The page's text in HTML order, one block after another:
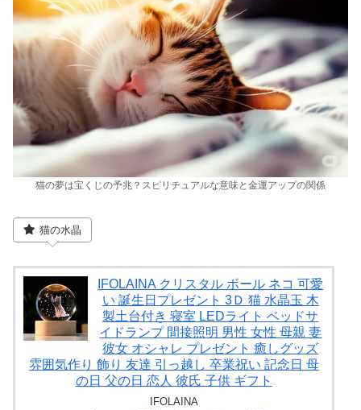
猫の夢は宝くじの予兆？スピリチュアルな意味と金運アップの関係
猫の水晶
IFOLAINA クリスタル ボール ネコ 可愛
い 誕生日プレゼント 3Ｄ 猫 水晶玉 木
製土台付き 寝室 LEDライト ベッドサ
イドランプ 間接照明 男性 女性 母親 妻
彼女 オシャレ プレゼント 癒しグッズ
雰囲気作り 飾り 友達 引っ越し 卒業祝い 記念日 母
の日 父の日 恋人 彼氏 子供 ギフト
IFOLAINA